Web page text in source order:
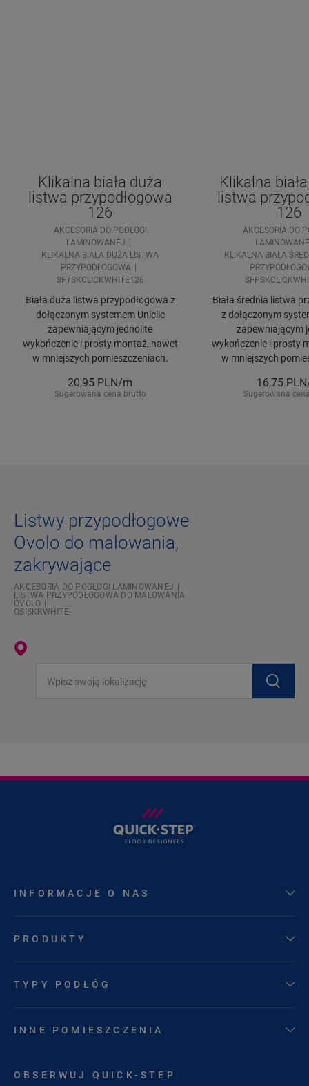
Klikalna biała duża
listwa przypodłogowa
126
AKCESORIA DO PODŁOGI
LAMINOWANEJ
KLIKALNA BIAŁA DUŻA LISTWA
PRZYPODŁOGOWA
SFTSKCLICKWHITE126
Biała duża listwa przypodłogowa z
dołączonym systemem Uniclic
zapewniającym jednolite
wykończenie i prosty montaż, nawet
w mniejszych pomieszczeniach.
20,95 PLN/m
Sugerowana cena brutto
Klikalna
listwa
126
AKCESORIA DO
KLIKALNA BIAŁA
Biała średnia listwa
z dołączonym
zapewniającym
wykończenie i prosty
w mniejszych
16,75
Sugerowana
Listwy przypodłogowe
Ovolo do malowania,
zakrywające
AKCESORIA DO PODŁOGI LAMINOWANEJ
LISTWA PRZYPODŁOGOWA DO MALOWANIA
OVOLO
QSISKRWHITE
INFORMACJE O NAS
PRODUKTY
TYPY PODŁÓG
INNE POMIESZCZENIA
OBSERWUJ QUICK-STEP